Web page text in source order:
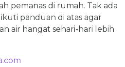
pemanas di rumah. Tak ada
panduan di atas agar
air hangat sehari-hari lebih